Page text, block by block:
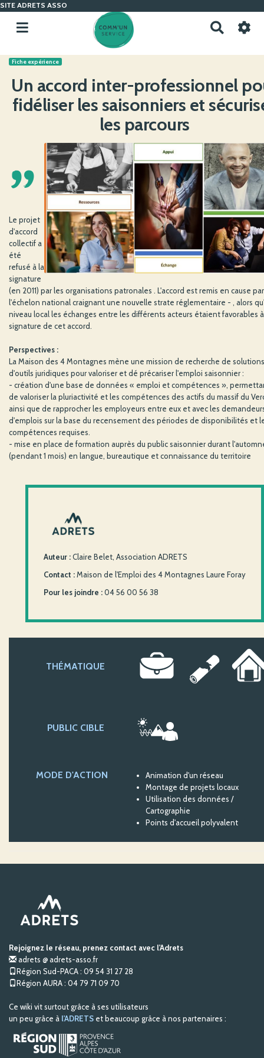
SITE ADRETS ASSO
c
r
c
r
Fiche expérience
Un accord inter-professionnel
fidéliser les saisonniers et
les parcours
'
Le projet
d'accord
collectif a
été
refusé à la
signature
(en 2011) par les organisations patronales . L'accord est remis en cause par
l'échelon national craignant une nouvelle strate réglementaire - , alors
niveau local les échanges entre les différents acteurs étaient favorables
signature de cet accord.
Perspectives :
La Maison des 4 Montagnes mène une mission de recherche de
d'outils juridiques pour valoriser et dé précariser l'emploi saisonnier :
- création d'une base de données « emploi et compétences »,
de valoriser la pluriactivité et les compétences des actifs du massif du
ainsi que de rapprocher les employeurs entre eux et avec les
d'emplois sur la base du recensement des périodes de disponibilités et
compétences requises.
- mise en place de formation auprès du public saisonnier durant
(pendant 1 mois) en langue, bureautique et connaissance du territoire
Auteur :Claire Belet, Association ADRETS
Contact :Maison de l'Emploi des 4 Montagnes Laure Foray
Pour les joindre :04 56 00 56 38
THÉMATIQUE
PUBLIC CIBLE
MODE D'ACTION
Animation d'un réseau
Montage de projets locaux
Utilisation des données /
Cartographie
Points d'accueil polyvalent
Rejoignez le réseau, prenez contact avec l'Adrets
adrets @ adrets-asso.fr
Région Sud-PACA : 09 54 31 27 28
Région AURA : 04 79 71 09 70
Ce wiki vit surtout grâce à ses utilisateurs
un peu grâce à l'ADRETS et beaucoup grâce à nos partenaires :